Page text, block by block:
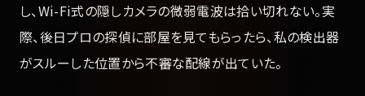
し、Wi-Fi式の隠しカメラの微弱電波は拾い切れない。実
際、後日プロの探偵に部屋を見てもらったら、私の検出器
がスルーした位置から不審な配線が出ていた。